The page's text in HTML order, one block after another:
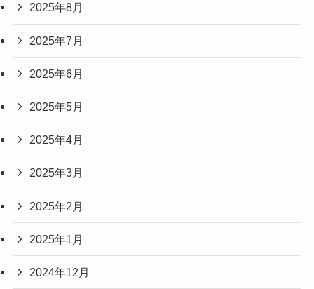
2025年8月
2025年7月
2025年6月
2025年5月
2025年4月
2025年3月
2025年2月
2025年1月
2024年12月